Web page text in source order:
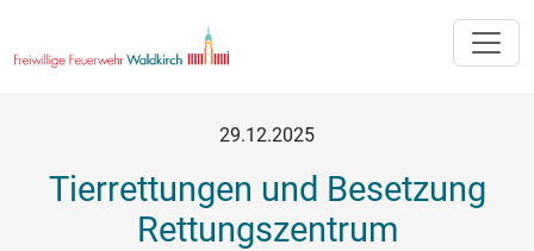
29.12.2025
Tierrettungen und Besetzung
Rettungszentrum